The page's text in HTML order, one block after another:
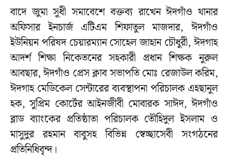
বাদে জুমা সুধী সমাবেশে বক্তব্য রাখেন ঈদগাঁও থানার
অফিসার ইনচার্জ এটিএম শিফাতুল মাজদার, ঈদগাঁও
ইউনিয়ন পরিষদ চেয়ারম্যান সোহেল জাহান চৌধুরী, ঈদগাহ
আদর্শ শিক্ষা নিকেতনের সহকারী প্রধান শিক্ষক নুরুল
আবছার, ঈদগাঁও প্রেস ক্লাব সভাপতি মোঃ রেজাউল করিম,
ঈদগাহ মেডিকেল সেন্টারের ব্যবস্থাপনা পরিচালক এহছানুল
হক, সুপ্রিম কোর্টের আইনজীবী মোবারক সাঈদ, ঈদগাঁও
ব্লাড ব্যাংকের প্রতিষ্ঠাতা পরিচালক তৌহিদুল ইসলাম ও
মাসুদুর রহমান বাবুসহ বিভিন্ন স্বেচ্ছাসেবী সংগঠনের
প্রতিনিধিবৃন্দ।